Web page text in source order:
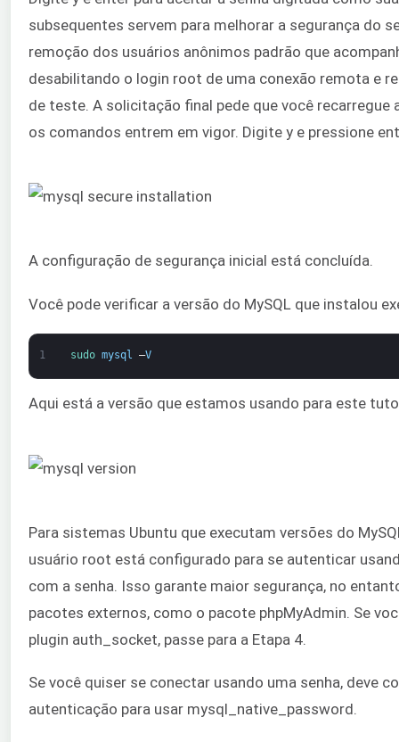
subsequentes servem para melhorar a segurança do
remoção dos usuários anônimos padrão que
desabilitando o login root de uma conexão remota e
de teste. A solicitação final pede que você recarregue
os comandos entrem em vigor. Digite y e pressione
A configuração de segurança inicial está concluída.
Você pode verificar a versão do MySQL que instalou
1 sudo mysql –V
Aqui está a versão que estamos usando para este
Para sistemas Ubuntu que executam versões do
usuário root está configurado para se autenticar
com a senha. Isso garante maior segurança, no
pacotes externos, como o pacote phpMyAdmin. Se
plugin auth_socket, passe para a Etapa 4.
Se você quiser se conectar usando uma senha, deve
autenticação para usar mysql_native_password.